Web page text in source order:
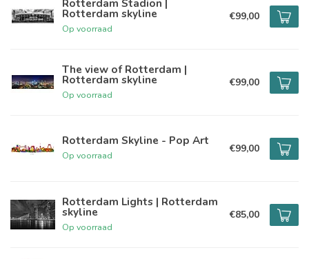
Rotterdam skyline
Op voorraad
€99,00
The view of Rotterdam |
Rotterdam skyline
Op voorraad
€99,00
Rotterdam Skyline - Pop Art
Op voorraad
€99,00
Rotterdam Lights | Rotterdam
skyline
Op voorraad
€85,00